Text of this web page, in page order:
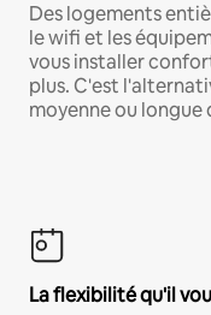
Des logements
le wifi et les
vous installer
plus. C'est
moyenne ou longue
La flexibilité qu'il